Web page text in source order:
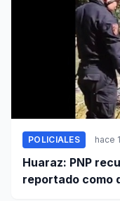
POLICIALES hace
Huaraz: PNP